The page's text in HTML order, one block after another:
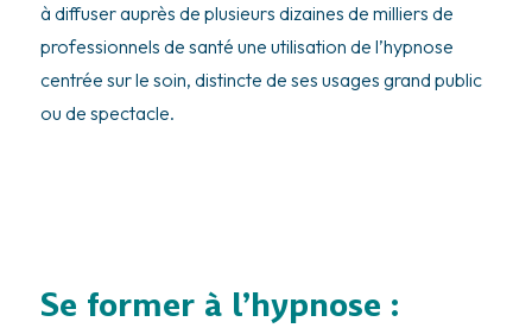
à diffuser auprès de plusieurs dizaines de milliers de
professionnels de santé une utilisation de l’hypnose
centrée sur le soin, distincte de ses usages grand public
ou de spectacle.
Se former à l’hypnose :